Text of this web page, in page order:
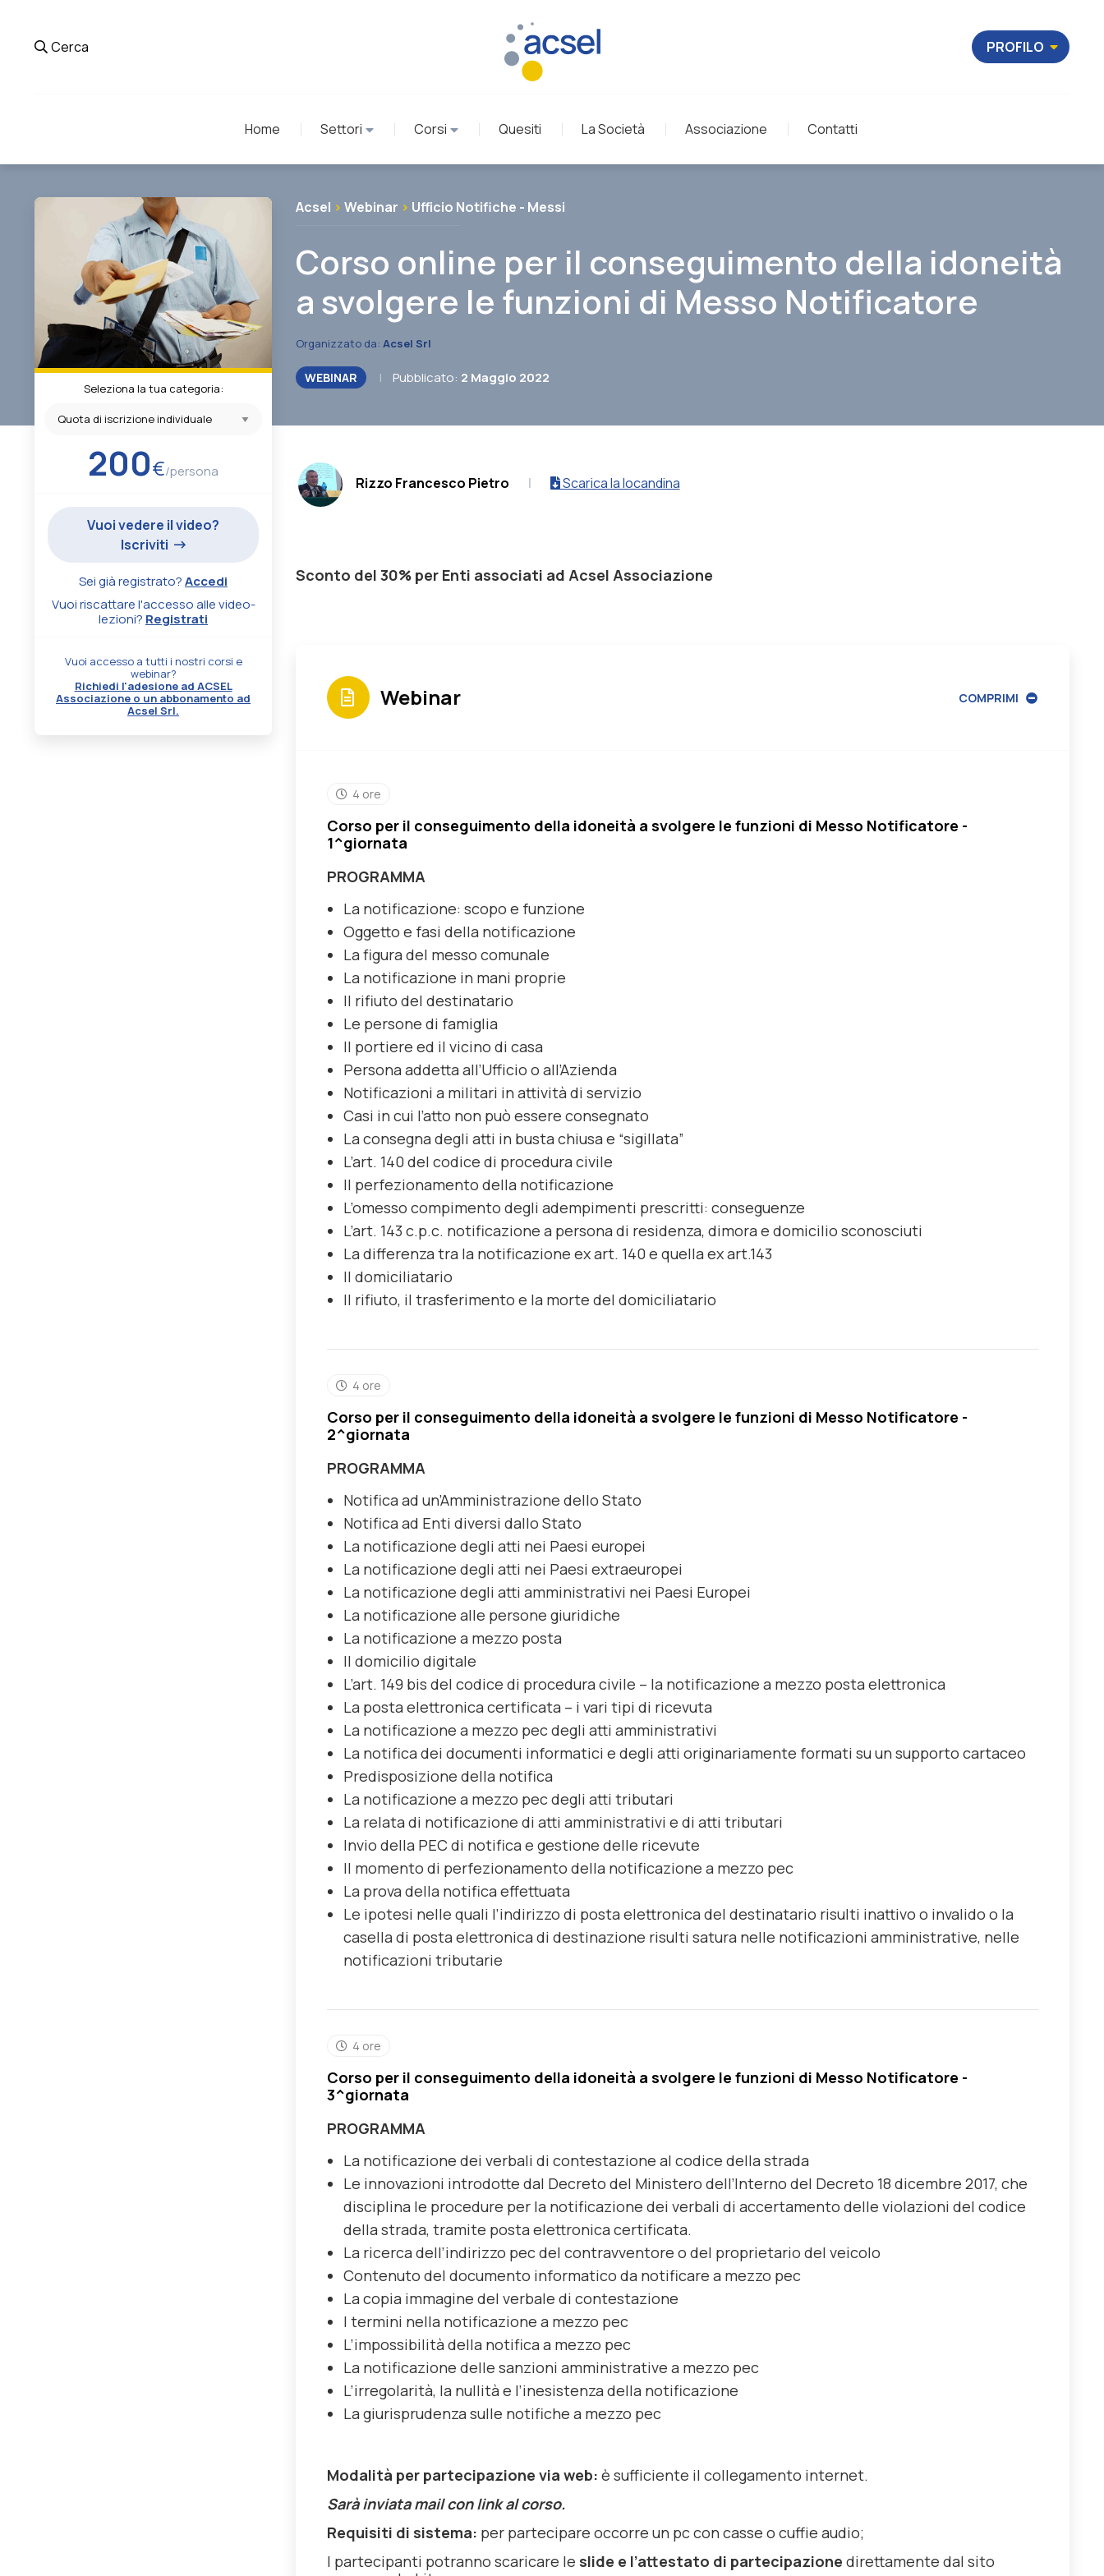
Cerca PROFILO
Home Settori Corsi Quesiti La Società Associazione Contatti
Seleziona la tua categoria:
200€/persona
Vuoi vedere il video?
Iscriviti
Sei già registrato?Accedi
Vuoi riscattare l'accesso alle video-
lezioni? Registrati
Vuoi accesso a tutti i nostri corsi e
webinar?
Richiedi l'adesione ad ACSEL
Associazione o un abbonamento ad
Acsel Srl.
Acsel > Webinar > Ufficio Notifiche - Messi
Corso online per il conseguimento della idoneità
a svolgere le funzioni di Messo Notificatore
Organizzato da: Acsel Srl
WEBINAR | Pubblicato: 2 Maggio 2022
Rizzo Francesco Pietro
| Scarica la locandina
Sconto del 30% per Enti associati ad Acsel Associazione
Webinar COMPRIMI
4 ore
Corso per il conseguimento della idoneità a svolgere le funzioni di Messo Notificatore -
1^giornata
PROGRAMMA
La notificazione: scopo e funzione
Oggetto e fasi della notificazione
La figura del messo comunale
La notificazione in mani proprie
Il rifiuto del destinatario
Le persone di famiglia
Il portiere ed il vicino di casa
Persona addetta all’Ufficio o all’Azienda
Notificazioni a militari in attività di servizio
Casi in cui l’atto non può essere consegnato
La consegna degli atti in busta chiusa e “sigillata”
L’art. 140 del codice di procedura civile
Il perfezionamento della notificazione
L’omesso compimento degli adempimenti prescritti: conseguenze
L’art. 143 c.p.c. notificazione a persona di residenza, dimora e domicilio sconosciuti
La differenza tra la notificazione ex art. 140 e quella ex art.143
Il domiciliatario
Il rifiuto, il trasferimento e la morte del domiciliatario
4 ore
Corso per il conseguimento della idoneità a svolgere le funzioni di Messo Notificatore -
2^giornata
PROGRAMMA
Notifica ad un’Amministrazione dello Stato
Notifica ad Enti diversi dallo Stato
La notificazione degli atti nei Paesi europei
La notificazione degli atti nei Paesi extraeuropei
La notificazione degli atti amministrativi nei Paesi Europei
La notificazione alle persone giuridiche
La notificazione a mezzo posta
Il domicilio digitale
L’art. 149 bis del codice di procedura civile – la notificazione a mezzo posta elettronica
La posta elettronica certificata – i vari tipi di ricevuta
La notificazione a mezzo pec degli atti amministrativi
La notifica dei documenti informatici e degli atti originariamente formati su un supporto cartaceo
Predisposizione della notifica
La notificazione a mezzo pec degli atti tributari
La relata di notificazione di atti amministrativi e di atti tributari
Invio della PEC di notifica e gestione delle ricevute
Il momento di perfezionamento della notificazione a mezzo pec
La prova della notifica effettuata
Le ipotesi nelle quali l’indirizzo di posta elettronica del destinatario risulti inattivo o invalido o la
casella di posta elettronica di destinazione risulti satura nelle notificazioni amministrative, nelle
notificazioni tributarie
4 ore
Corso per il conseguimento della idoneità a svolgere le funzioni di Messo Notificatore -
3^giornata
PROGRAMMA
La notificazione dei verbali di contestazione al codice della strada
Le innovazioni introdotte dal Decreto del Ministero dell’Interno del Decreto 18 dicembre 2017, che
disciplina le procedure per la notificazione dei verbali di accertamento delle violazioni del codice
della strada, tramite posta elettronica certificata.
La ricerca dell’indirizzo pec del contravventore o del proprietario del veicolo
Contenuto del documento informatico da notificare a mezzo pec
La copia immagine del verbale di contestazione
I termini nella notificazione a mezzo pec
L’impossibilità della notifica a mezzo pec
La notificazione delle sanzioni amministrative a mezzo pec
L’irregolarità, la nullità e l’inesistenza della notificazione
La giurisprudenza sulle notifiche a mezzo pec
Modalità per partecipazione via web: è sufficiente il collegamento internet.
Sarà inviata mail con link al corso.
Requisiti di sistema: per partecipare occorre un pc con casse o cuffie audio;
I partecipanti potranno scaricare le slide e l’attestato di partecipazione direttamente dal sito